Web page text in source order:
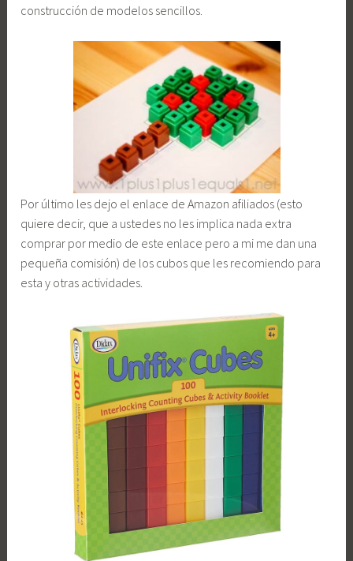
construcción de modelos sencillos.
Por último les dejo el enlace de Amazon afiliados (esto
quiere decir, que a ustedes no les implica nada extra
comprar por medio de este enlace pero a mi me dan una
pequeña comisión) de los cubos que les recomiendo para
esta y otras actividades.